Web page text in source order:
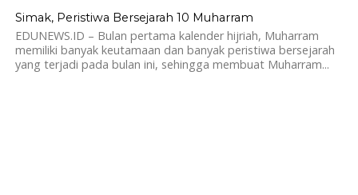
Simak, Peristiwa Bersejarah 10 Muharram
EDUNEWS.ID – Bulan pertama kalender hijriah, Muharram
memiliki banyak keutamaan dan banyak peristiwa bersejarah
yang terjadi pada bulan ini, sehingga membuat Muharram...